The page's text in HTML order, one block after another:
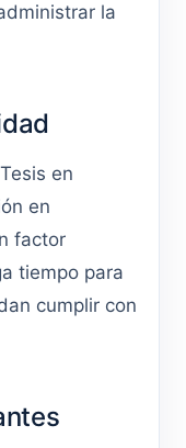
la
en
en
factor
tiempo para
cumplir con